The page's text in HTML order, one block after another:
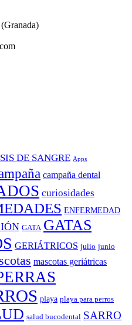
DE SANGRE Apps
campaña dental
curiosidades
ENFERMEDAD
GATA GATAS
GERIÁTRICOS julio junio
mascotas geriátricas
playa playa para perros
salud bucodental SARRO